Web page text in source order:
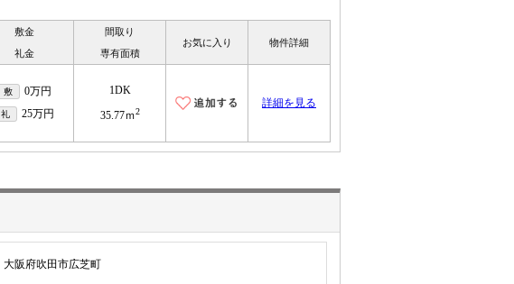
敷金
礼金
間取り
専有面積
お気に入り 物件詳細
敷 0万円
礼 25万円
1DK
35.77ｍ2
詳細を見る
大阪府吹田市広芝町